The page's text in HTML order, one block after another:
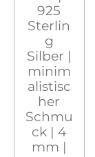
925
Sterlin
g
Silber |
minim
alistisc
her
Schmu
ck | 4
mm |